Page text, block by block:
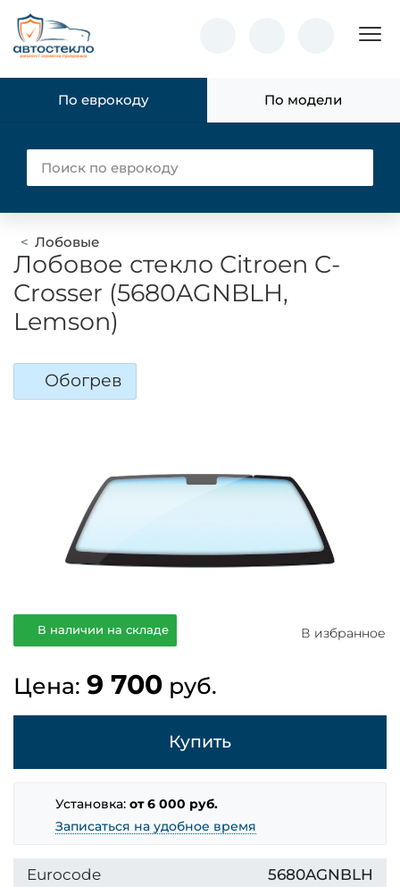
По еврокоду По модели
Лобовые
Лобовое стекло Citroen C-
Crosser (5680AGNBLH,
Lemson)
Обогрев
В наличии на складе В избранное
Цена: 9 700 руб.
Купить
Установка:от 6 000 руб.
Записаться на удобное время
Eurocode
5680AGNBLH